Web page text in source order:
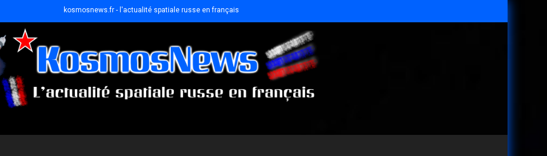
kosmosnews.fr - l'actualité spatiale russe en français